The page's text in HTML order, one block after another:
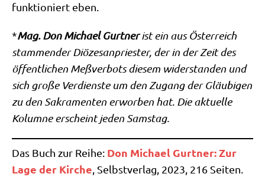
funk­tio­niert eben.
*Mag. Don Micha­el Gurt­nerist ein aus Öster­reich
stam­men­der Diö­ze­san­prie­ster, der in der Zeit des
öffent­li­chen Meß­ver­bots die­sem wider­stan­den und
sich gro­ße Ver­dien­ste um den Zugang der Gläu­bi­gen
zu den Sakra­men­ten erwor­ben hat. Die aktu­el­le
Kolum­ne erscheint jeden Samstag.
Das Buch zur Rei­he: Don Micha­el Gurt­ner: Zur
Lage der Kir­che , Selbst­ver­lag, 2023, 216 Seiten.